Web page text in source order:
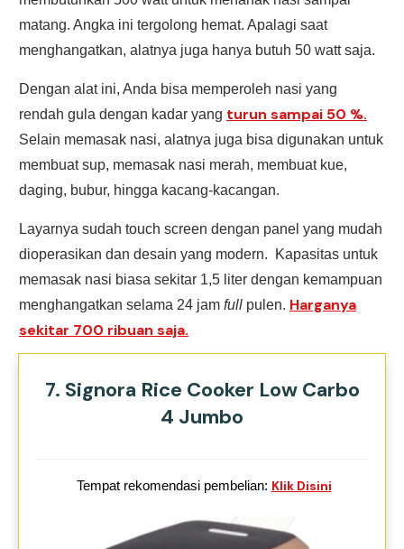
matang. Angka ini tergolong hemat. Apalagi saat
menghangatkan, alatnya juga hanya butuh 50 watt saja.
Dengan alat ini, Anda bisa memperoleh nasi yang
rendah gula dengan kadar yang turun sampai 50 %.
Selain memasak nasi, alatnya juga bisa digunakan untuk
membuat sup, memasak nasi merah, membuat kue,
daging, bubur, hingga kacang-kacangan.
Layarnya sudah touch screen dengan panel yang mudah
dioperasikan dan desain yang modern. Kapasitas untuk
memasak nasi biasa sekitar 1,5 liter dengan kemampuan
menghangatkan selama 24 jam full pulen. Harganya
sekitar 700 ribuan saja.
7. Signora Rice Cooker Low Carbo
4 Jumbo
Tempat rekomendasi pembelian: Klik Disini